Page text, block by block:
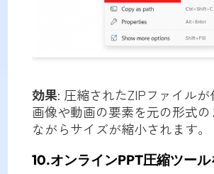
効果: 圧縮されたZIPファイルが
画像や動画の要素を元の形式の
ながらサイズが縮小されます。
10.オンラインPPT圧縮ツール